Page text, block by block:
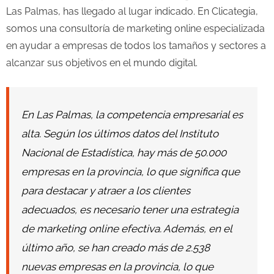
l
d
Las Palmas, has llegado al lugar indicado. En Clicategia,
somos una consultoría de marketing online especializada
en ayudar a empresas de todos los tamaños y sectores a
alcanzar sus objetivos en el mundo digital.
En Las Palmas, la competencia empresarial es
alta. Según los últimos datos del Instituto
Nacional de Estadística, hay más de 50.000
empresas en la provincia, lo que significa que
para destacar y atraer a los clientes
adecuados, es necesario tener una estrategia
de marketing online efectiva. Además, en el
último año, se han creado más de 2.538
nuevas empresas en la provincia, lo que